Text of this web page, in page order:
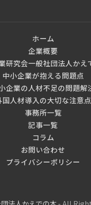
ホーム
企業概要
研究会一般社団法人かえ
中小企業が抱える問題点
企業の人材不足の問題解
国人材導入の大切な注意点
事務所一覧
記事一覧
コラム
お問い合わせ
プライバシーポリシー